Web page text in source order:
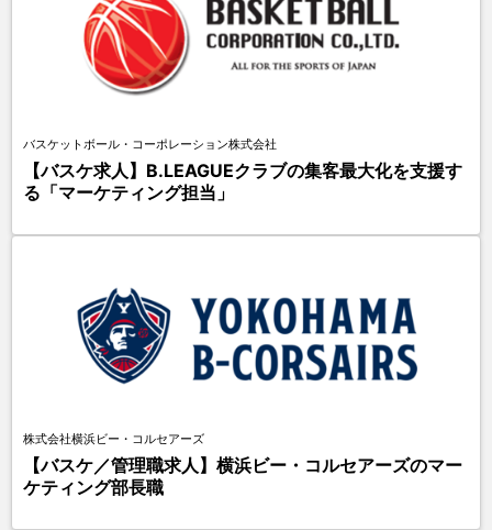
バスケットボール・コーポレーション株式会社
【バスケ求人】B.LEAGUEクラブの集客最大化を支援す
る「マーケティング担当」
株式会社横浜ビー・コルセアーズ
【バスケ／管理職求人】横浜ビー・コルセアーズのマー
ケティング部長職